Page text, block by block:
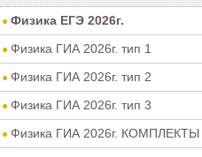
Физика ЕГЭ 2026г.
Физика ГИА 2026г. тип 1
Физика ГИА 2026г. тип 2
Физика ГИА 2026г. тип 3
Физика ГИА 2026г. КОМПЛЕКТЫ